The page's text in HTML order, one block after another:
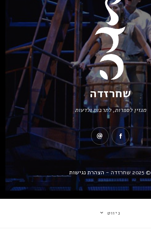
שחרזדה
מגזין לספרות, לתרבות ולדעות
© 2025 שחרזדה - הצהרת נגישות
ניווט